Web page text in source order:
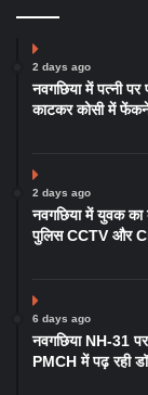
2 days ago
नवगछिया में पत्नी
काटकर कोसी में फेंकने
2 days ago
नवगछिया में युवक
पुलिस CCTV और
6 days ago
नवगछिया NH-31
PMCH में पढ़ रही